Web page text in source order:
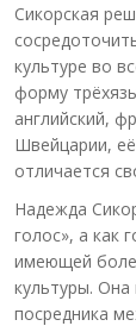
Сикорская
культуре во
форму
английский,
Швейцарии,
отличается
Надежда
голос», а как
имеющей
культуры. Она
посредника